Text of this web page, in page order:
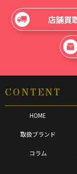
店舗買
CONTENT
HOME
取扱ブランド
コラム